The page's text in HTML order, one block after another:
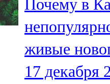
Почему в
живые
17 декабря